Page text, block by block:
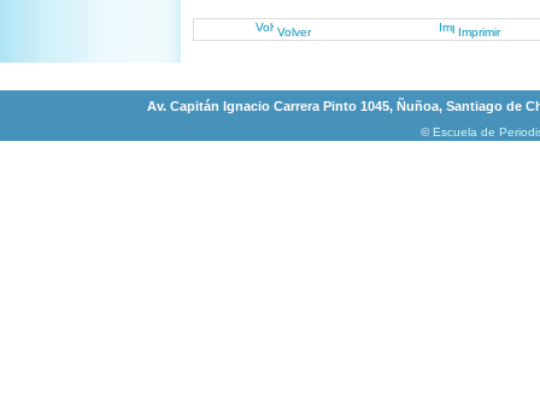
Volver Imprimir
Av. Capitán Ignacio Carrera Pinto 1045, Ñuñoa, Santiago de
©Escuela de